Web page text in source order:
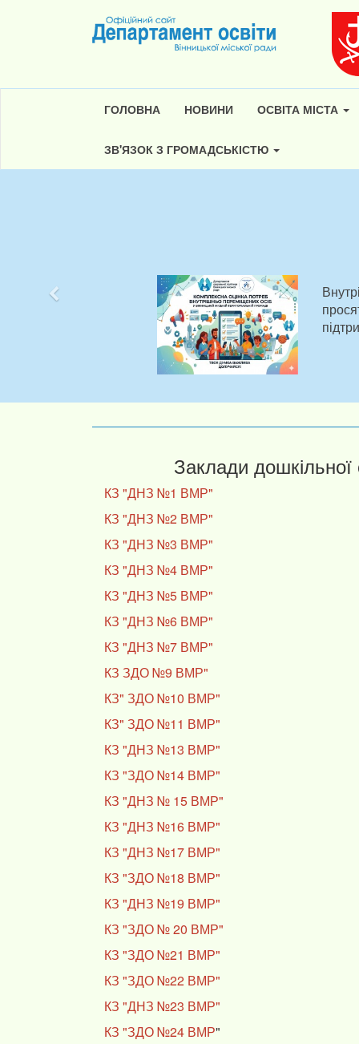
ГОЛОВНА НОВИНИ ОСВІТА МІСТА
ЗВ'ЯЗОК З ГРОМАДСЬКІСТЮ
Заклади дошкільної
КЗ "ДНЗ №1 ВМР"
КЗ "ДНЗ №2 ВМР"
КЗ "ДНЗ №3 ВМР"
КЗ "ДНЗ №4 ВМР"
КЗ "ДНЗ №5 ВМР"
КЗ "ДНЗ №6 ВМР"
КЗ "ДНЗ №7 ВМР"
КЗ ЗДО №9 ВМР"
КЗ" ЗДО №10 ВМР"
КЗ" ЗДО №11 ВМР"
КЗ "ДНЗ №13 ВМР"
КЗ "ЗДО №14 ВМР"
КЗ "ДНЗ № 15 ВМР"
КЗ "ДНЗ №16 ВМР"
КЗ "ДНЗ №17 ВМР"
КЗ "ЗДО №18 ВМР"
КЗ "ДНЗ №19 ВМР"
КЗ "ЗДО № 20 ВМР"
КЗ "ЗДО №21 ВМР"
КЗ "ЗДО №22 ВМР"
КЗ "ДНЗ №23 ВМР"
КЗ "ЗДО №24 ВМР"